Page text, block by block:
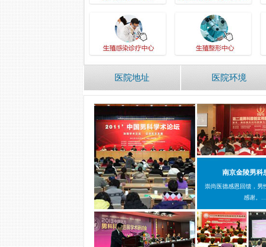
医院地址 医院环境
南京金陵男科
崇尚医德感恩回馈，男
感谢。…